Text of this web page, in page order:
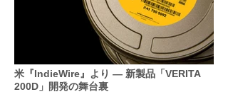
米『IndieWire』より ― 新製品「VERITA
200D」開発の舞台裏